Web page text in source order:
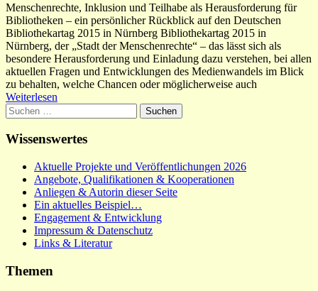
Menschenrechte, Inklusion und Teilhabe als Herausforderung für
Bibliotheken – ein persönlicher Rückblick auf den Deutschen
Bibliothekartag 2015 in Nürnberg Bibliothekartag 2015 in
Nürnberg, der „Stadt der Menschenrechte“ – das lässt sich als
besondere Herausforderung und Einladung dazu verstehen, bei allen
aktuellen Fragen und Entwicklungen des Medienwandels im Blick
zu behalten, welche Chancen oder möglicherweise auch
Weiterlesen
Suchen
nach:
Wissenswertes
Aktuelle Projekte und Veröffentlichungen 2026
Angebote, Qualifikationen & Kooperationen
Anliegen & Autorin dieser Seite
Ein aktuelles Beispiel…
Engagement & Entwicklung
Impressum & Datenschutz
Links & Literatur
Themen